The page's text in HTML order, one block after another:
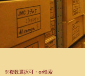
※複数選択可・or検索